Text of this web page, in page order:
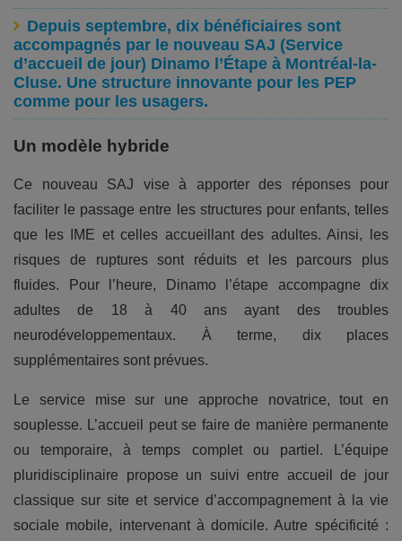
Depuis septembre, dix bénéficiaires sont
accompagnés par le nouveau SAJ (Service
d’accueil de jour) Dinamo l’Étape à Montréal-la-
Cluse. Une structure innovante pour les PEP
comme pour les usagers.
Un modèle hybride
Ce nouveau SAJ vise à apporter des réponses pour
faciliter le passage entre les structures pour enfants, telles
que les IME et celles accueillant des adultes. Ainsi, les
risques de ruptures sont réduits et les parcours plus
fluides. Pour l’heure, Dinamo l’étape accompagne dix
adultes de 18 à 40 ans ayant des troubles
neurodéveloppementaux. À terme, dix places
supplémentaires sont prévues.
Le service mise sur une approche novatrice, tout en
souplesse. L’accueil peut se faire de manière permanente
ou temporaire, à temps complet ou partiel. L’équipe
pluridisciplinaire propose un suivi entre accueil de jour
classique sur site et service d’accompagnement à la vie
sociale mobile, intervenant à domicile. Autre spécificité :